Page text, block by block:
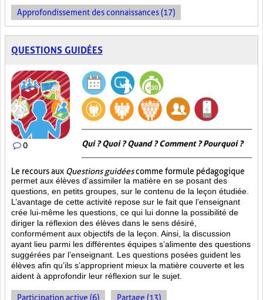
Approfondissement des connaissances (17)
QUESTIONS GUIDÉES
0 Qui ? Quoi ? Quand ? Comment ? Pourquoi ?
Le recours aux Questions guidéescomme formule pédagogique
permet aux élèves d’assimiler la matière en se posant des
questions, en petits groupes, sur le contenu de la leçon étudiée.
L’avantage de cette activité repose sur le fait que l’enseignant
crée lui-même les questions, ce qui lui donne la possibilité de
diriger la réflexion des élèves dans le sens désiré,
conformément aux objectifs de la leçon. Ainsi, la discussion
ayant lieu parmi les différentes équipes s’alimente des questions
suggérées par l’enseignant. Les questions posées guident les
élèves afin qu’ils s’approprient mieux la matière couverte et les
aident à approfondir leur réflexion sur le sujet.
Participation active (6) Partage (13)